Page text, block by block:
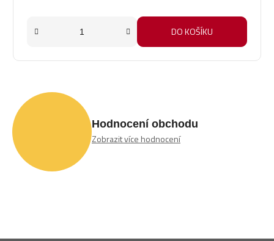
DO KOŠÍKU
Hodnocení obchodu
Zobrazit více hodnocení